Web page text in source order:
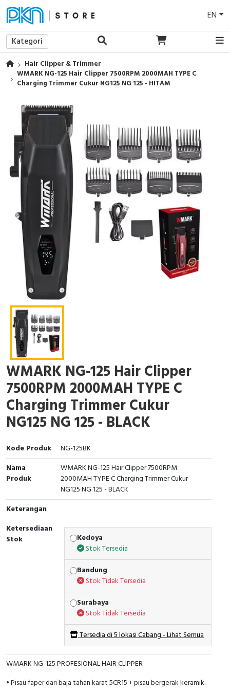
EN
Kategori
Hair Clipper & Trimmer
WMARK NG-125 Hair Clipper 7500RPM 2000MAH TYPE C
Charging Trimmer Cukur NG125 NG 125 - HITAM
WMARK NG-125 Hair Clipper
7500RPM 2000MAH TYPE C
Charging Trimmer Cukur
NG125 NG 125 - BLACK
Kode Produk
NG-125BK
Nama
Produk
WMARK NG-125 Hair Clipper 7500RPM
2000MAH TYPE C Charging Trimmer Cukur
NG125 NG 125 - BLACK
Keterangan
Ketersediaan
Stok
Kedoya
Stok Tersedia
Bandung
Stok Tidak Tersedia
Surabaya
Stok Tidak Tersedia
Tersedia di 5 lokasi Cabang - Lihat Semua
WMARK NG-125 PROFESIONAL HAIR CLIPPER
• Pisau faper dari baja tahan karat 5CR15 + pisau bergerak keramik.